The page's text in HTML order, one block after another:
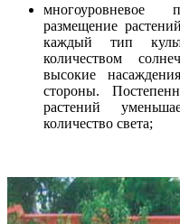
многоуровневое
размещение
каждый тип
количеством
высокие
стороны.
растений
количество света;